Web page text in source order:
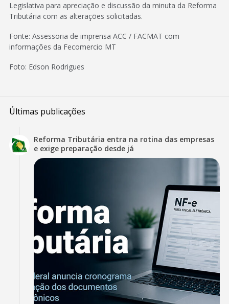
Legislativa para apreciação e discussão da minuta da Reforma
Tributária com as alterações solicitadas.
Fonte: Assessoria de imprensa ACC / FACMAT com
informações da Fecomercio MT
Foto: Edson Rodrigues
Últimas publicações
Reforma Tributária entra na rotina das empresas
e exige preparação desde já